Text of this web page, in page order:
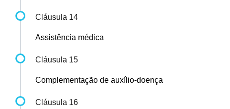
Cláusula 14
Assistência médica
Cláusula 15
Complementação de auxílio-doença
Cláusula 16